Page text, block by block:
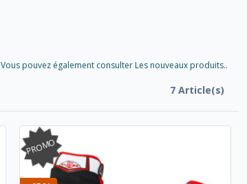
Vous pouvez également consulter Les nouveaux produits..
7 Article(s)
PROMO